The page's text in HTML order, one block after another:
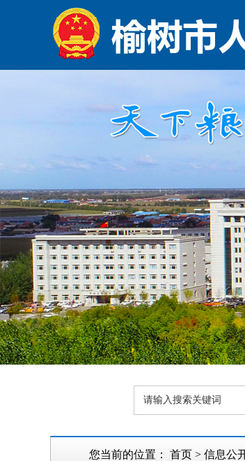
您当前的位置： 首页 > 信息公